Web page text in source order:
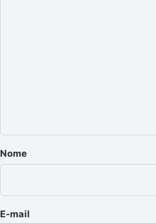
r
*
Nome
E-mail